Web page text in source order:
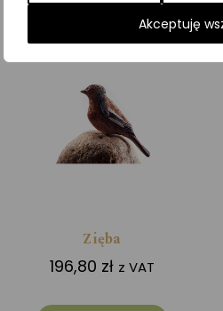
Akceptuję
Zięba
196,80 zł z VAT